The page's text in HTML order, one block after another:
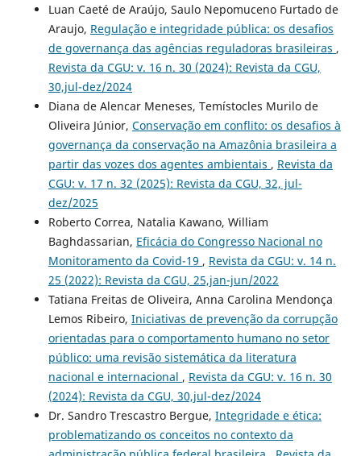
Luan Caeté de Araújo, Saulo Nepomuceno Furtado de
Araujo, Regulação e integridade pública: os desafios
de governança das agências reguladoras brasileiras ,
Revista da CGU: v. 16 n. 30 (2024): Revista da CGU,
30,jul-dez/2024
Diana de Alencar Meneses, Temístocles Murilo de
Oliveira Júnior, Conservação em conflito: os desafios à
governança da conservação na Amazônia brasileira a
partir das vozes dos agentes ambientais , Revista da
CGU: v. 17 n. 32 (2025): Revista da CGU, 32, jul-
dez/2025
Roberto Correa, Natalia Kawano, William
Baghdassarian, Eficácia do Congresso Nacional no
Monitoramento da Covid-19 , Revista da CGU: v. 14 n.
25 (2022): Revista da CGU, 25,jan-jun/2022
Tatiana Freitas de Oliveira, Anna Carolina Mendonça
Lemos Ribeiro, Iniciativas de prevenção da corrupção
orientadas para o comportamento humano no setor
público: uma revisão sistemática da literatura
nacional e internacional , Revista da CGU: v. 16 n. 30
(2024): Revista da CGU, 30,jul-dez/2024
Dr. Sandro Trescastro Bergue, Integridade e ética:
problematizando os conceitos no contexto da